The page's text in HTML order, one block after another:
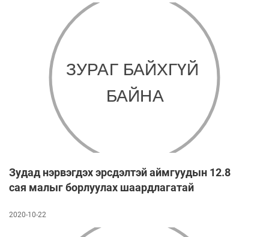
Зудад нэрвэгдэх эрсдэлтэй аймгуудын 12.8
сая малыг борлуулах шаардлагатай
2020-10-22